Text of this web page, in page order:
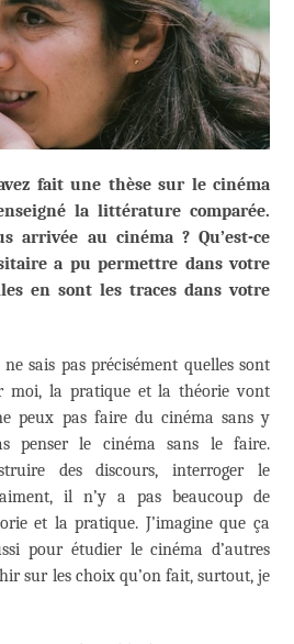
fait une thèse sur le cinéma
la littérature comparée.
arrivée au cinéma ? Qu’est-ce
a pu permettre dans votre
en sont les traces dans votre
sais pas précisément quelles sont
moi, la pratique et la théorie vont
peux pas faire du cinéma sans y
penser le cinéma sans le faire.
des discours, interroger le
il n’y a pas beaucoup de
et la pratique. J’imagine que ça
pour étudier le cinéma d’autres
sur les choix qu’on fait, surtout, je